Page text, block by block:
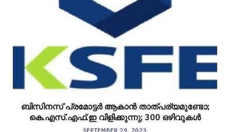
ബിസിനസ് പ്രമോട്ടർ ആകാന്‍ താത്പര്യമുണ്ടോ;
കെ.എസ്.എഫ്.ഇ വിളിക്കുന്നു; 300 ഒഴിവുകള്‍
SEPTEMBER 29, 2023